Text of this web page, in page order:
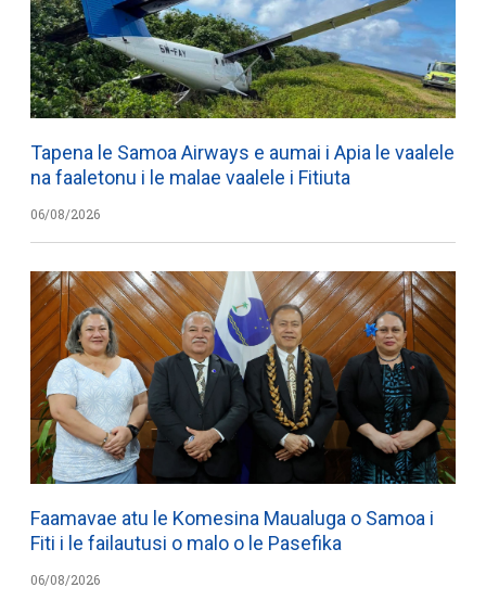
Tapena le Samoa Airways e aumai i Apia le vaalele
na faaletonu i le malae vaalele i Fitiuta
06/08/2026
Faamavae atu le Komesina Maualuga o Samoa i
Fiti i le failautusi o malo o le Pasefika
06/08/2026